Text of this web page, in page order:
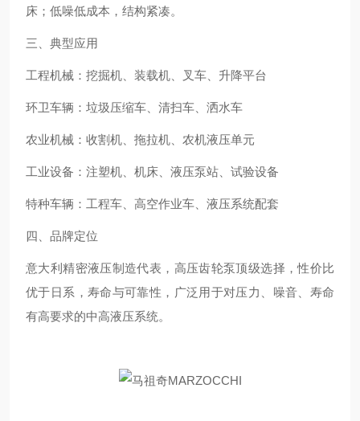
床；低噪低成本，结构紧凑。
三、典型应用
工程机械：挖掘机、装载机、叉车、升降平台
环卫车辆：垃圾压缩车、清扫车、洒水车
农业机械：收割机、拖拉机、农机液压单元
工业设备：注塑机、机床、液压泵站、试验设备
特种车辆：工程车、高空作业车、液压系统配套
四、品牌定位
意大利精密液压制造代表，高压齿轮泵顶级选择，性价比
优于日系，寿命与可靠性，广泛用于对压力、噪音、寿命
有高要求的中高液压系统。